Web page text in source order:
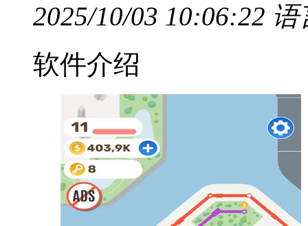
2025/10/03 10:06:22 语
软件介绍